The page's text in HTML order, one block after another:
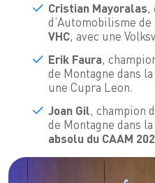
Cristian Mayoralas,
d’Automobilisme de
VHC, avec une
Erik Faura,
de Montagne dans la
une Cupra Leon.
Joan Gil, champion
de Montagne dans la
absolu du CAAM